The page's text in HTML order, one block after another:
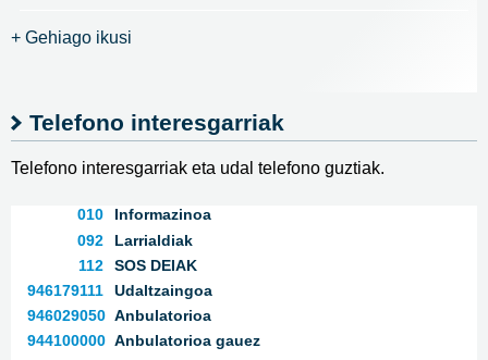
+ Gehiago ikusi
Telefono interesgarriak
Telefono interesgarriak eta udal telefono guztiak.
010
Informazinoa
092
Larrialdiak
112
SOS DEIAK
946179111
Udaltzaingoa
946029050 Anbulatorioa
944100000 Anbulatorioa gauez